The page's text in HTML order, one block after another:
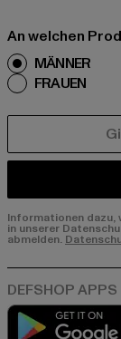
An welchen
MÄNNER
FRAUEN
Informationen dazu,
in unserer
abmelden.